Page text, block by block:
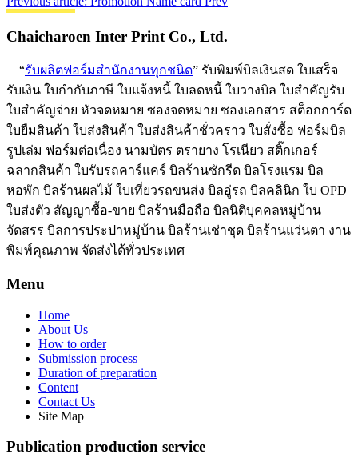
Chaicharoen Inter Print Co., Ltd.
“รับผลิตฟอร์มสำนักงานทุกชนิด” รับพิมพ์บิลเงินสด ใบเสร็จ
รับเงิน ใบกำกับภาษี ใบแจ้งหนี้ ใบลดหนี้ ใบวางบิล ใบสำคัญรับ
ใบสำคัญจ่าย หัวจดหมาย ซองจดหมาย ซองเอกสาร สต็อกการ์ด
ใบยืมสินค้า ใบส่งสินค้า ใบส่งสินค้าชั่วคราว ใบสั่งซื้อ ฟอร์มบิล
รูปเล่ม ฟอร์มต่อเนื่อง นามบัตร ตรายาง โรเนียว สติ๊กเกอร์
ฉลากสินค้า ใบรับรถคาร์แคร์ บิลร้านซักรีด บิลโรงแรม บิล
หอพัก บิลร้านผลไม้ ใบเที่ยวรถขนส่ง บิลอู่รถ บิลคลินิก ใบ OPD
ใบส่งตัว สัญญาซื้อ-ขาย บิลร้านมือถือ บิลนิติบุคคลหมู่บ้าน
จัดสรร บิลการประปาหมู่บ้าน บิลร้านเช่าชุด บิลร้านแว่นตา งาน
พิมพ์คุณภาพ จัดส่งได้ทั่วประเทศ
Menu
Home
About Us
How to order
Submission process
Duration of preparation
Content
Contact Us
Site Map
Publication production service